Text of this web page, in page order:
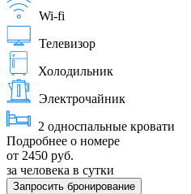
Wi-fi
Телевизор
Холодильник
Электрочайник
2 односпальные кровати
Подробнее о номере
от 2450 руб.
за человека в сутки
Запросить бронирование